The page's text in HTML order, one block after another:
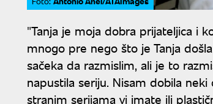
"Tanja je moja dobra prijateljica i
mnogo pre nego što je Tanja
sačeka da razmislim, ali je to
napustila seriju. Nisam dobila
stranim serijama vi imate ili